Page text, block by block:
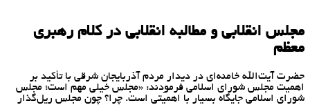
مجلس انقلابی و مطالبه انقلابی در کلام رهبری
معظم
حضرت آیت‌الله خامنه‌ای در دیدار مردم آذربایجان شرقی با تأکید بر
اهمیت مجلس شورای اسلامی فرمودند: «مجلس خیلی مهم است؛ مجلس
شورای اسلامی جایگاه بسیار با اهمیّتی است. چرا؟ چون مجلس ریل‌گذار